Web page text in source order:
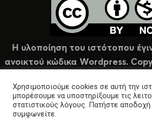
Η υλοποίηση του ιστότοπου
ανοικτού κώδικα Wordpress.
Χρησιμοποιούμε cookies σε αυτή την
μπορέσουμε να υποστηρίξουμε τις
στατιστικούς λόγους. Πατήστε
συμφωνείτε.